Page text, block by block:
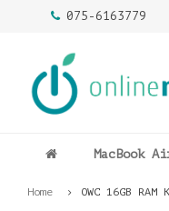
075-6163779
MacBook
Home OWC 16GB